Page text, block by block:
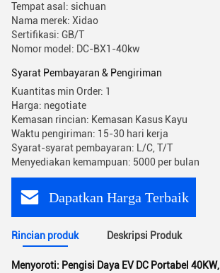
Tempat asal: sichuan
Nama merek: Xidao
Sertifikasi: GB/T
Nomor model: DC-BX1-40kw
Syarat Pembayaran & Pengiriman
Kuantitas min Order: 1
Harga: negotiate
Kemasan rincian: Kemasan Kasus Kayu
Waktu pengiriman: 15-30 hari kerja
Syarat-syarat pembayaran: L/C, T/T
Menyediakan kemampuan: 5000 per bulan
Dapatkan Harga Terbaik
Rincian produk Deskripsi Produk
Menyoroti: Pengisi Daya EV DC Portabel 40KW,